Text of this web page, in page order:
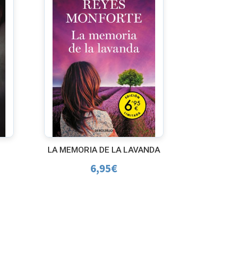
LA MEMORIA DE LA LAVANDA
6,95€